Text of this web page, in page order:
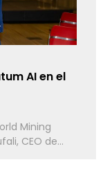
AI en el
Mining
CEO de...